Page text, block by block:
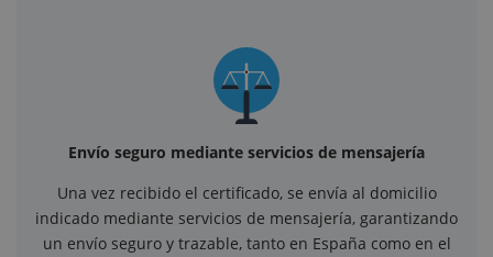
Envío seguro mediante servicios de mensajería
Una vez recibido el certificado, se envía al domicilio
indicado mediante servicios de mensajería, garantizando
un envío seguro y trazable, tanto en España como en el